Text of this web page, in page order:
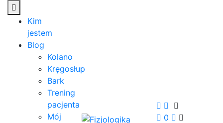
Kim
jestem
Blog
Kolano
Kręgosłup
Bark
Trening
pacjenta
Mój
0